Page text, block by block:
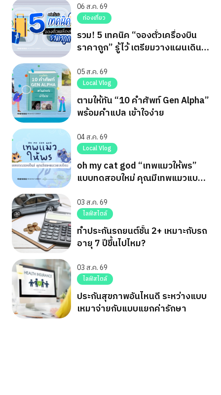
06 ส.ค. 69
ท่องเที่ยว
รวม! 5 เทคนิค “จองตั๋วเครื่องบิน
ราคาถูก” รู้ไว้ เตรียมวางแผนเดิน
05 ส.ค. 69
Local Vlog
ตามให้ทัน “10 คำศัพท์ Gen Alpha”
พร้อมคำแปล เข้าใจง่าย
04 ส.ค. 69
Local Vlog
oh my cat god “เทพแมวให้พร”
แบบทดสอบใหม่ คุณมีเทพแมวแบบ
03 ส.ค. 69
ไลฟ์สไตล์
ทำประกันรถยนต์ชั้น 2+ เหมาะกับรถ
อายุ 7 ปีขึ้นไปไหม?
03 ส.ค. 69
ไลฟ์สไตล์
ประกันสุขภาพอันไหนดี ระหว่างแบบ
เหมาจ่ายกับแบบแยกค่ารักษา